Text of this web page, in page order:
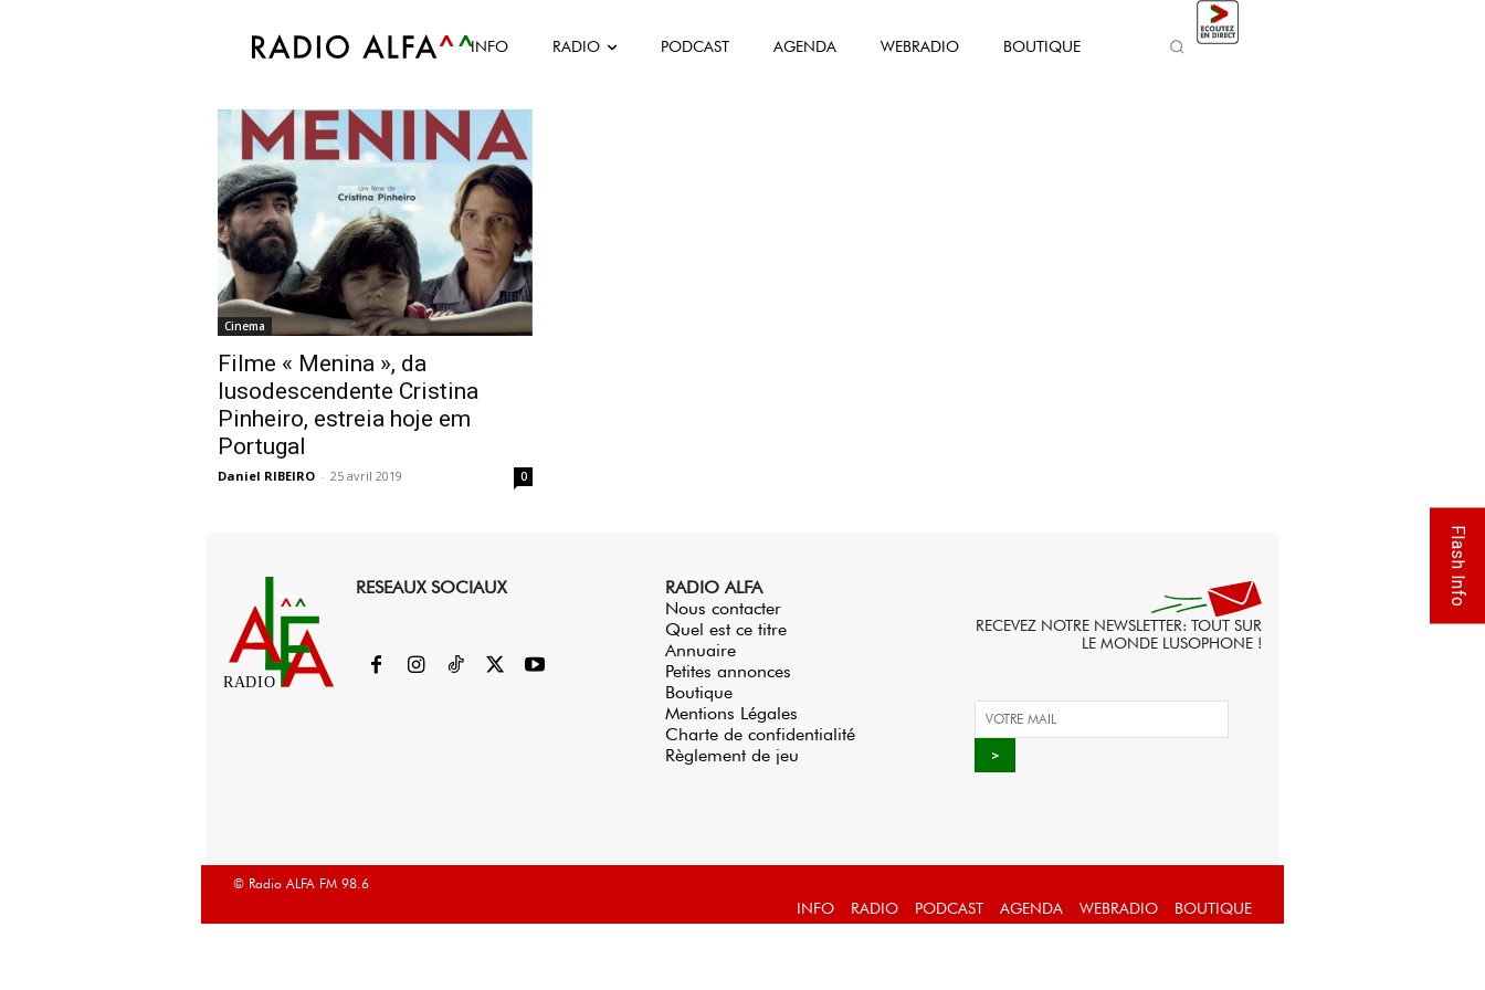
INFO RADIO PODCAST AGENDA WEBRADIO BOUTIQUE
Accueil Tags Menina
Tag: Menina
Cinema
Filme « Menina », da
lusodescendente Cristina
Pinheiro, estreia hoje em
Portugal
Daniel RIBEIRO - 25 avril 2019 0
RADIO
RESEAUX SOCIAUX
RADIO ALFA
Nous contacter
Quel est ce titre
Annuaire
Petites annonces
Boutique
Mentions Légales
Charte de confidentialité
Règlement de jeu
RECEVEZ NOTRE NEWSLETTER: TOUT SUR
LE MONDE LUSOPHONE !
© Radio ALFA FM 98.6
INFO RADIO PODCAST AGENDA WEBRADIO BOUTIQUE
Flash Info